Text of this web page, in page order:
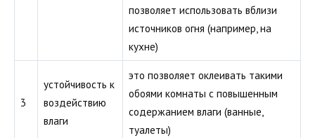
позволяет использовать вблизи
источников огня (например, на
кухне)
3
устойчивость к
воздействию
влаги
это позволяет оклеивать такими
обоями комнаты с повышенным
содержанием влаги (ванные,
туалеты)